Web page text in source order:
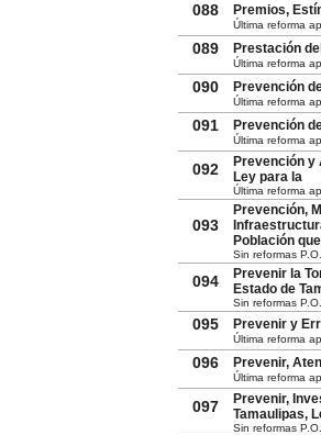
088 Premios,
Última reforma
089 Prestación
Última reforma
090 Prevención
Última reforma
091 Prevención
Última reforma
092
Prevención y
Ley para la
Última reforma
093
Prevención,
Población
Sin reformas
094
Prevenir la
Estado de
Sin reformas
095 Prevenir y
Última reforma
096 Prevenir,
Última reforma
097
Prevenir,
Tamaulipas,
Sin reformas